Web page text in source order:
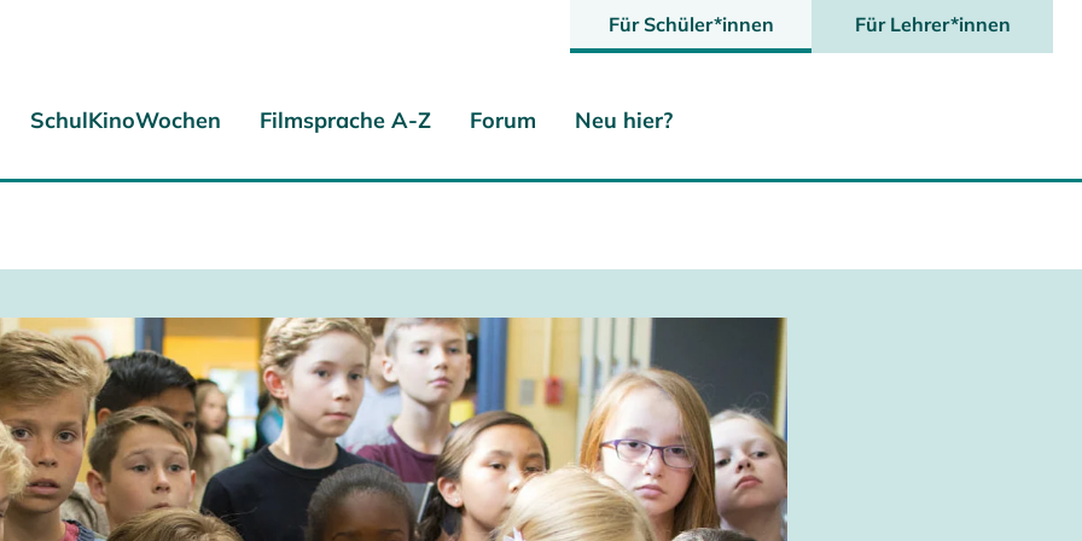
Für Schüler*innen Für Lehrer*innen
SchulKinoWochen Filmsprache A-Z Forum Neu hier?